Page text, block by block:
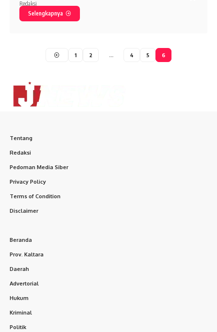
Selengkapnya
1 2 … 4 5 6
Tentang
Redaksi
Pedoman Media Siber
Privacy Policy
Terms of Condition
Disclaimer
Beranda
Prov. Kaltara
Daerah
Advertorial
Hukum
Kriminal
Politik